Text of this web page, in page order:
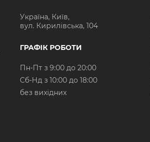
Україна, Київ,
вул. Кирилівська, 104
ГРАФІК РОБОТИ
Пн-Пт з 9:00 до 20:00
Cб-Нд з 10:00 до 18:00
без вихідних